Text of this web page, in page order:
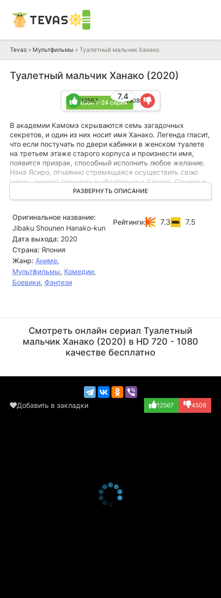
TEVAS
Tevas » Мультфильмы » Туалетный мальчик Ханако
Туалетный мальчик Ханако (2020)
2 сезон 1-24 серия
7.4
12567 4508
В академии Камомэ скрываются семь загадочных
секретов, и один из них носит имя Ханако. Легенда гласит,
что если постучать по двери кабинки в женском туалете
на третьем этаже старого корпуса и произнести имя,
появится призрак, способный исполнить любое желание.
Нэнэ Ясиро, отчаянно стремящаяся осуществить свою
мечту, решает рискнуть и обратиться к Ханако. Однако в
женском туалете её встречает не девочка, а мальчик-
призрак с озорным характером.
Этот игривый дух полностью меняет спокойную жизнь
Нэнэ, и теперь ей предстоит столкнуться с
неожиданными последствиями своего шага. Вместо
простого исполнения желания её ждёт череда странных
событий, дружба с призраком и раскрытие других тайн,
хранящихся в стенах академии.
РАЗВЕРНУТЬ ОПИСАНИЕ
Оригинальное название:
Jibaku Shounen Hanako-kun
Дата выхода: 2020
Страна: Япония
Жанр: Аниме,
Мультфильмы, Комедии,
Боевики, Фэнтези
Рейтинги: 7.3 7.5
(Teru Minamoto,...)
(Nene Yashiro, о...)
Смотреть онлайн сериал Туалетный
мальчик Ханако (2020) в HD 720 - 1080
качестве бесплатно
Добавить в закладки 12567 4508